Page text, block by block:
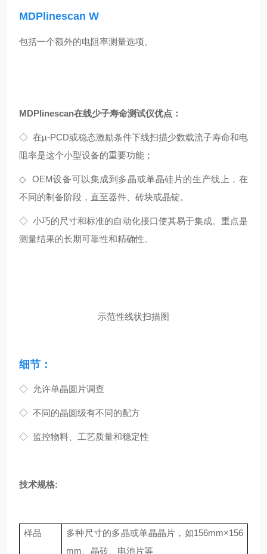
MDPlinescan W
包括一个额外的电阻率测量选项。
MDPlinescan在线少子寿命测试仪优点：
◇ 在µ-PCD或稳态激励条件下线扫描少数载流子寿命和电
阻率是这个小型设备的重要功能；
◇ OEM设备可以集成到多晶或单晶硅片的生产线上，在
不同的制备阶段，直至器件、砖块或晶锭。
◇小巧的尺寸和标准的自动化接口使其易于集成。重点是
测量结果的长期可靠性和精确性。
示范性线状扫描图
细节：
◇ 允许单晶圆片调查
◇ 不同的晶圆级有不同的配方
◇ 监控物料、工艺质量和稳定性
技术规格:
样品
多种尺寸的多晶或单晶晶片，如156mm×156
mm、晶砖、电池片等